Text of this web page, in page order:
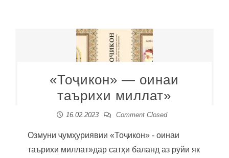
«Тоҷикон» — оинаи
таърихи миллат»
16.02.2023 Comment Closed
Озмуни ҷумҳуриявии «Тоҷикон» - оинаи
таърихи миллат»дар сатҳи баланд аз рӯйи як